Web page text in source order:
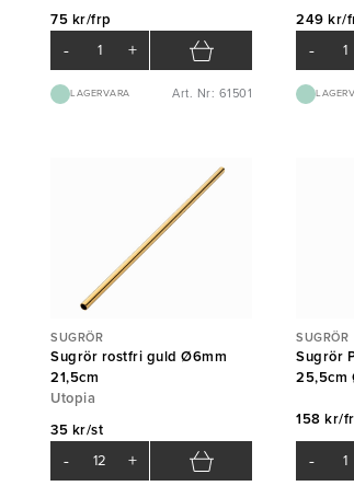
75 kr/frp
- +
LAGERVARA Art. Nr: 61501
249 kr/
-
SUGRÖR
Sugrör rostfri guld Ø6mm
21,5cm
Utopia
35 kr/st
- +
SUGRÖR
Sugrör
25,5cm
158 kr/
-